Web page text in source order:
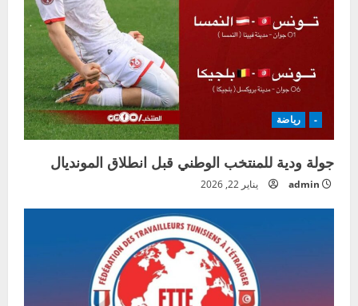
- رياضة
جولة ودية للمنتخب الوطني قبل انطلاق المونديال
admin يناير 22, 2026